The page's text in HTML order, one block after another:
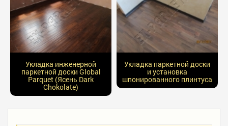
Укладка инженерной
паркетной доски Global
Parquet (Ясень Dark
Chokolate)
Укладка паркетной доски
и установка
шпонированного плинтуса